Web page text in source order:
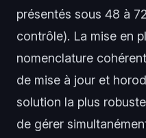
présentés sous 48 à
contrôle). La mise en
nomenclature
de mise à jour et
solution la plus
de gérer